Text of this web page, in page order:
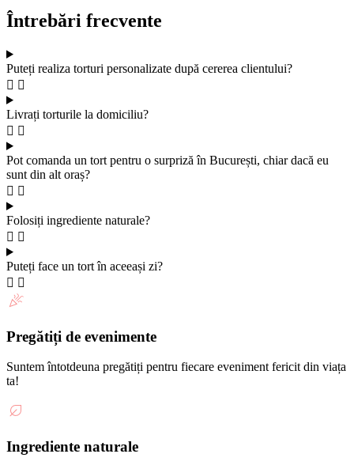
Întrebări frecvente
Puteți realiza torturi personalizate după cererea clientului?
Livrați torturile la domiciliu?
Pot comanda un tort pentru o surpriză în București, chiar dacă eu
sunt din alt oraș?
Folosiți ingrediente naturale?
Puteți face un tort în aceeași zi?
Pregătiți de evenimente
Suntem întotdeuna pregătiți pentru fiecare eveniment fericit din viața
ta!
Ingrediente naturale